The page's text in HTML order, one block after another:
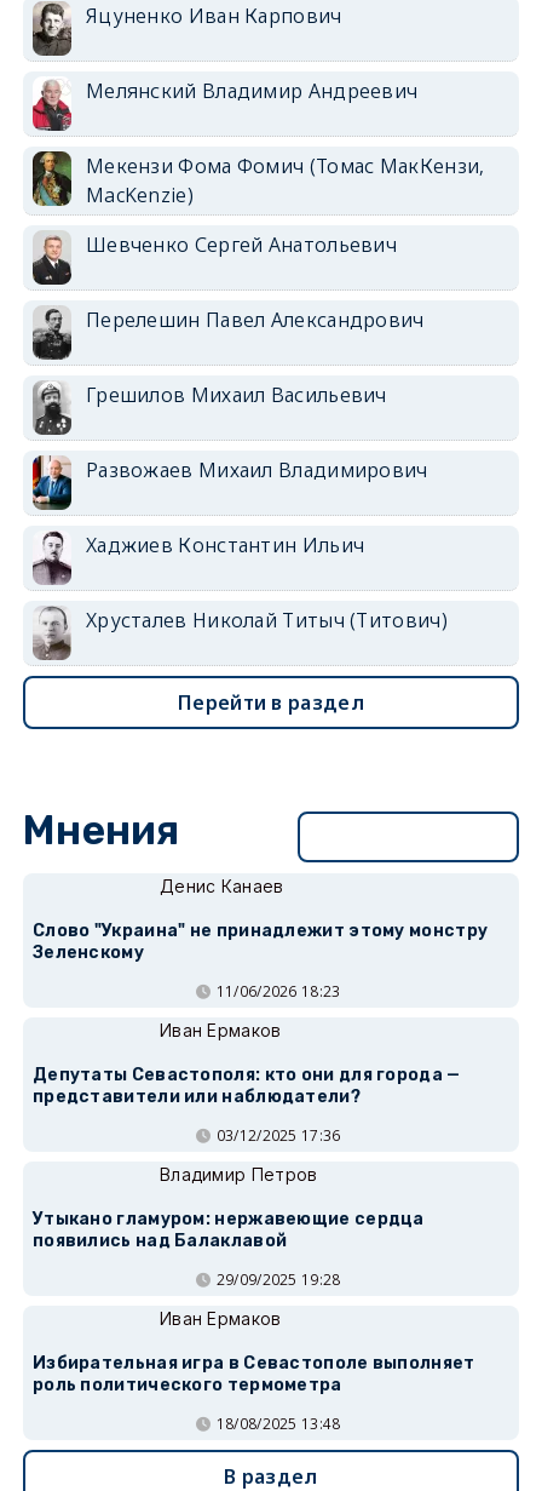
Яцуненко Иван Карпович
Мелянский Владимир Андреевич
Мекензи Фома Фомич (Томас МакКензи,
MacKenzie)
Шевченко Сергей Анатольевич
Перелешин Павел Александрович
Грешилов Михаил Васильевич
Развожаев Михаил Владимирович
Хаджиев Константин Ильич
Хрусталев Николай Титыч (Титович)
Перейти в раздел
Мнения
Денис Канаев
Слово "Украина" не принадлежит этому монстру
Зеленскому
11/06/2026 18:23
Иван Ермаков
Депутаты Севастополя: кто они для города —
представители или наблюдатели?
03/12/2025 17:36
Владимир Петров
Утыкано гламуром: нержавеющие сердца
появились над Балаклавой
29/09/2025 19:28
Иван Ермаков
Избирательная игра в Севастополе выполняет
роль политического термометра
18/08/2025 13:48
В раздел